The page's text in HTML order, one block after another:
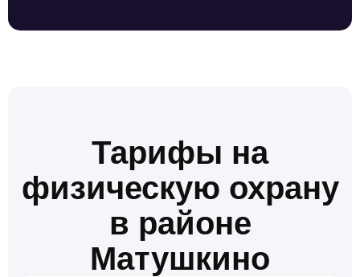
Тарифы на
физическую охрану
в районе
Матушкино